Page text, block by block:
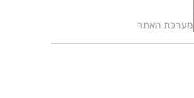
מערכת האתר